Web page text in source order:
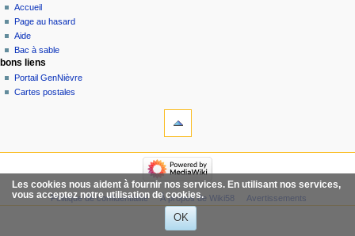
Les cookies nous aident à fournir nos services. En utilisant nos services,
vous acceptez notre utilisation de cookies.
OK
Accueil
Page au hasard
Aide
Bac à sable
bons liens
Portail GenNièvre
Cartes postales
Politique de confidentialité À propos de Wiki58 Avertissements